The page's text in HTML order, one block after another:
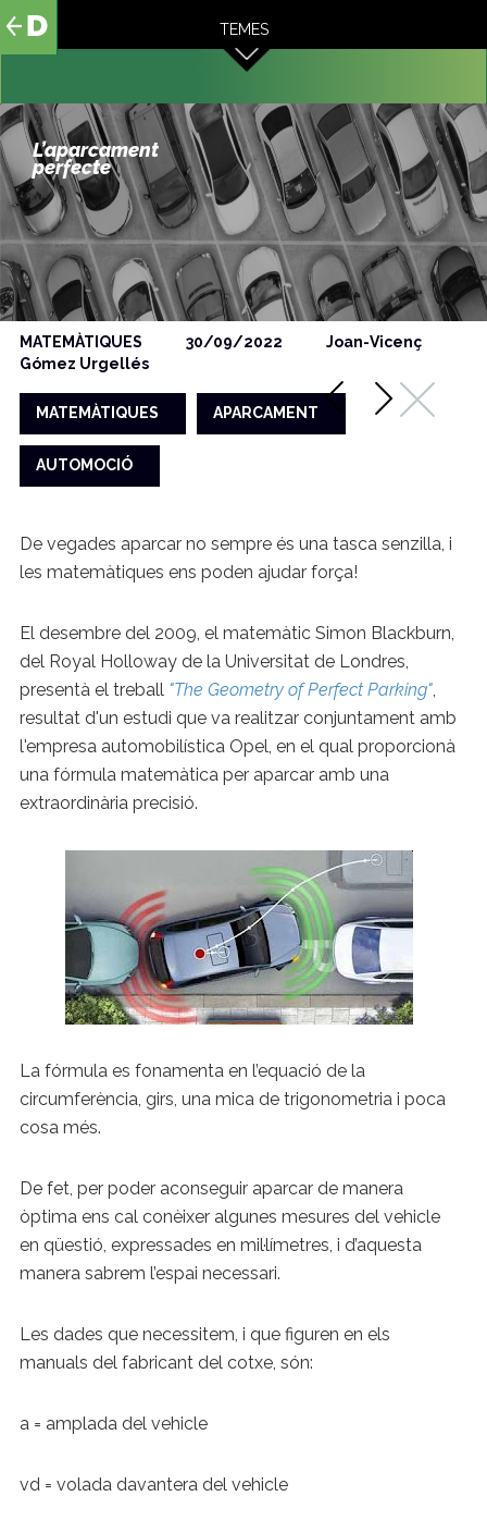
contingut
TEMES
L’aparcament
perfecte
MATEMÀTIQUES 30/09/2022
Joan-Vicenç
Gómez Urgellés
MATEMÀTIQUES APARCAMENT
AUTOMOCIÓ
De vegades aparcar no sempre és una tasca senzilla, i
les matemàtiques ens poden ajudar força!
El desembre del 2009, el matemàtic Simon Blackburn,
del Royal Holloway de la Universitat de Londres,
presentà el treball "The Geometry of Perfect Parking",
resultat d'un estudi que va realitzar conjuntament amb
l'empresa automobilística Opel, en el qual proporcionà
una fórmula matemàtica per aparcar amb una
extraordinària precisió.
La fórmula es fonamenta en l’equació de la
circumferència, girs, una mica de trigonometria i poca
cosa més.
De fet, per poder aconseguir aparcar de manera
òptima ens cal conèixer algunes mesures del vehicle
en qüestió, expressades en mil·límetres, i d’aquesta
manera sabrem l’espai necessari.
Les dades que necessitem, i que figuren en els
manuals del fabricant del cotxe, són:
a = amplada del vehicle
vd = volada davantera del vehicle